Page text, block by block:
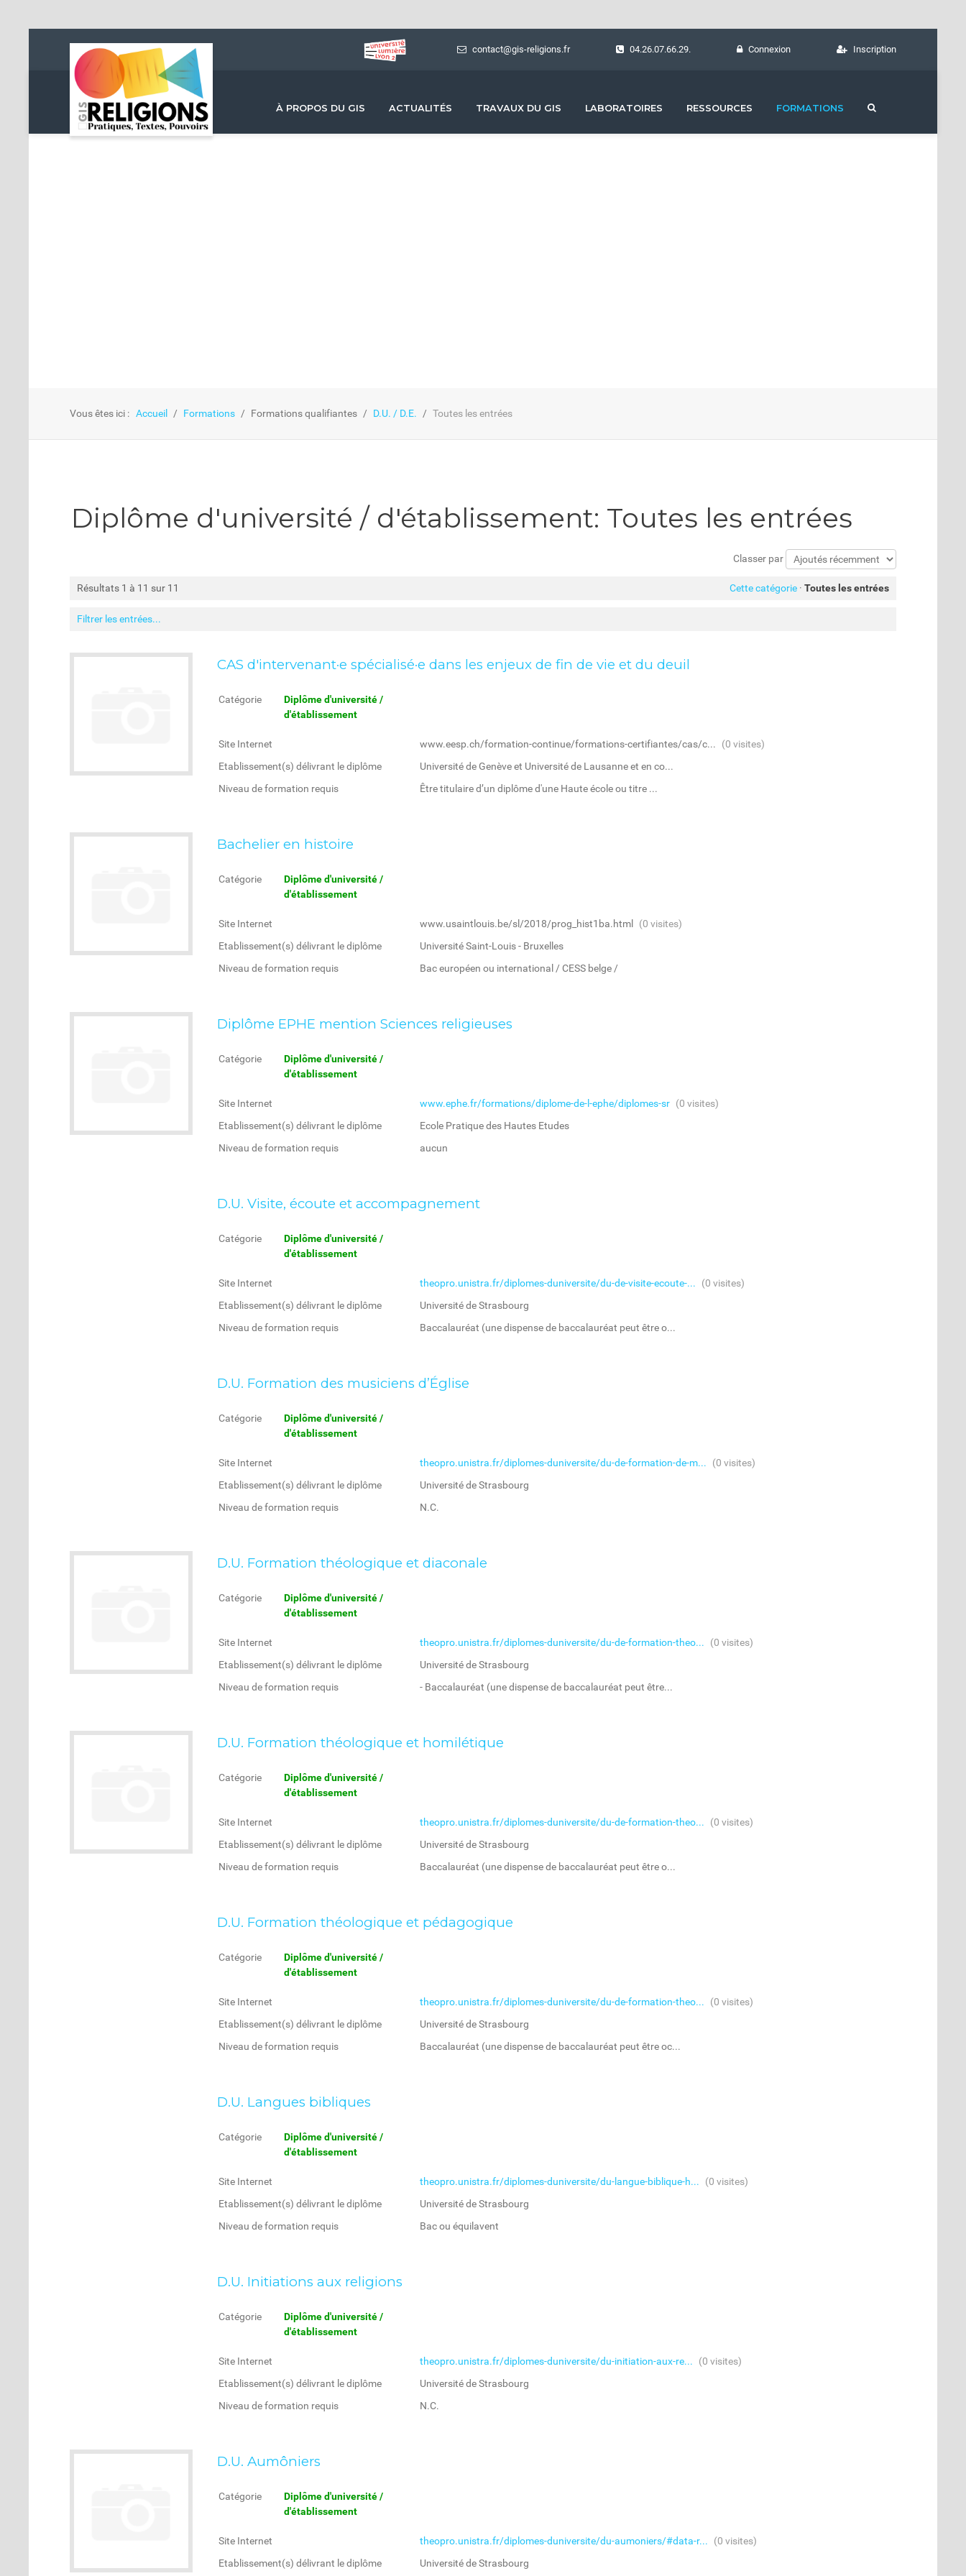
contact@gis-religions.fr 04.26.07.66.29. Connexion Inscription
À PROPOS DU GIS ACTUALITÉS TRAVAUX DU GIS LABORATOIRES RESSOURCES FORMATIONS
Vous êtes ici : Accueil Formations Formations qualifiantes D.U. / D.E. Toutes les entrées
Diplôme d'université / d'établissement: Toutes les entrées
Classer par
Résultats 1 à 11 sur 11 Cette catégorie · Toutes les entrées
Filtrer les entrées...
CAS d'intervenant·e spécialisé·e dans les enjeux de fin de vie et du deuil
Catégorie
Diplôme d'université /
d'établissement
Site Internet www.eesp.ch/formation-continue/formations-certifiantes/cas/c... (0 visites)
Etablissement(s) délivrant le diplôme
Université de Genève et Université de Lausanne et en co...
Niveau de formation requis
Être titulaire d’un diplôme d'une Haute école ou titre ...
Bachelier en histoire
Catégorie
Diplôme d'université /
d'établissement
Site Internet www.usaintlouis.be/sl/2018/prog_hist1ba.html
(0 visites)
Etablissement(s) délivrant le diplôme
Université Saint-Louis - Bruxelles
Niveau de formation requis
Bac européen ou international / CESS belge /
Diplôme EPHE mention Sciences religieuses
Catégorie
Diplôme d'université /
d'établissement
Site Internet www.ephe.fr/formations/diplome-de-l-ephe/diplomes-sr (0 visites)
Etablissement(s) délivrant le diplôme
Ecole Pratique des Hautes Etudes
Niveau de formation requis
aucun
D.U. Visite, écoute et accompagnement
Catégorie
Diplôme d'université /
d'établissement
Site Internet theopro.unistra.fr/diplomes-duniversite/du-de-visite-ecoute-... (0 visites)
Etablissement(s) délivrant le diplôme
Université de Strasbourg
Niveau de formation requis
Baccalauréat (une dispense de baccalauréat peut être o...
D.U. Formation des musiciens d’Église
Catégorie
Diplôme d'université /
d'établissement
Site Internet theopro.unistra.fr/diplomes-duniversite/du-de-formation-de-m... (0 visites)
Etablissement(s) délivrant le diplôme
Université de Strasbourg
Niveau de formation requis
N.C.
D.U. Formation théologique et diaconale
Catégorie
Diplôme d'université /
d'établissement
Site Internet theopro.unistra.fr/diplomes-duniversite/du-de-formation-theo... (0 visites)
Etablissement(s) délivrant le diplôme
Université de Strasbourg
Niveau de formation requis
- Baccalauréat (une dispense de baccalauréat peut être...
D.U. Formation théologique et homilétique
Catégorie
Diplôme d'université /
d'établissement
Site Internet theopro.unistra.fr/diplomes-duniversite/du-de-formation-theo... (0 visites)
Etablissement(s) délivrant le diplôme
Université de Strasbourg
Niveau de formation requis
Baccalauréat (une dispense de baccalauréat peut être o...
D.U. Formation théologique et pédagogique
Catégorie
Diplôme d'université /
d'établissement
Site Internet theopro.unistra.fr/diplomes-duniversite/du-de-formation-theo... (0 visites)
Etablissement(s) délivrant le diplôme
Université de Strasbourg
Niveau de formation requis
Baccalauréat (une dispense de baccalauréat peut être oc...
D.U. Langues bibliques
Catégorie
Diplôme d'université /
d'établissement
Site Internet theopro.unistra.fr/diplomes-duniversite/du-langue-biblique-h... (0 visites)
Etablissement(s) délivrant le diplôme
Université de Strasbourg
Niveau de formation requis
Bac ou équilavent
D.U. Initiations aux religions
Catégorie
Diplôme d'université /
d'établissement
Site Internet theopro.unistra.fr/diplomes-duniversite/du-initiation-aux-re... (0 visites)
Etablissement(s) délivrant le diplôme
Université de Strasbourg
Niveau de formation requis
N.C.
D.U. Aumôniers
Catégorie
Diplôme d'université /
d'établissement
Site Internet theopro.unistra.fr/diplomes-duniversite/du-aumoniers/#data-r... (0 visites)
Etablissement(s) délivrant le diplôme
Université de Strasbourg